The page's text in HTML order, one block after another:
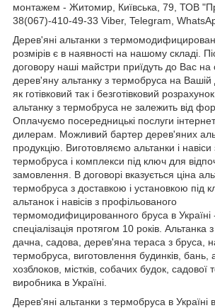
монтажем - Житомир, Київська, 79, ТОВ
38(067)-410-49-33 Viber, Telegram,
Дерев'яні альтанки з
розмірів є в наявності на нашому складі.
договору наші майстри приїдуть до Вас на
дерев'яну альтанку з термобруса на
як готівковий так і безготівковий
альтанку з термобруса не залежить від
Оплачуємо посередницькі послуги
дилерам. Можливий бартер дерев'яних
продукцію. Виготовляємо альтанки і
термобруса і комплекси під ключ для
замовлення. В договорі вказується ціна
термобруса з доставкою і установкою під
альтанок і навісів з профільованого
термомодифицированного бруса в
спеціалізація протягом 10 років. Альтанка з
дачна, садова, дерев'яна тераса з бруса,
термобруса, виготовлення будинків, бань,
хозблоков, містків, собачих будок, садової
виробника в Україні.
Дерев'яні альтанки з термобруса в Україні